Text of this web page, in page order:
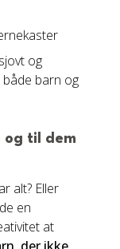
og
barn og
og til dem
alt? Eller
en
at